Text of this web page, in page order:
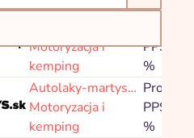
Motoryzacja i
kemping
PPS
%
Autolaky-martys…
Motoryzacja i
kemping
Prowizja
PPS
%